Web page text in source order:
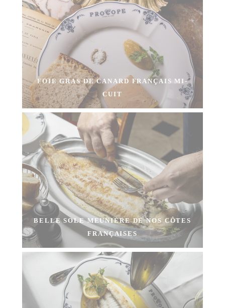
FOIE GRAS DE CANARD FRANÇAIS MI-
CUIT
BELLE SOLE MEUNIÈRE DE NOS CÔTES
FRANÇAISES